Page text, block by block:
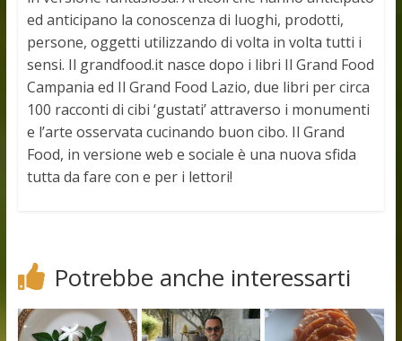
ed anticipano la conoscenza di luoghi, prodotti,
persone, oggetti utilizzando di volta in volta tutti i
sensi. Il grandfood.it nasce dopo i libri Il Grand Food
Campania ed Il Grand Food Lazio, due libri per circa
100 racconti di cibi ‘gustati’ attraverso i monumenti
e l’arte osservata cucinando buon cibo. Il Grand
Food, in versione web e sociale è una nuova sfida
tutta da fare con e per i lettori!
Potrebbe anche interessarti